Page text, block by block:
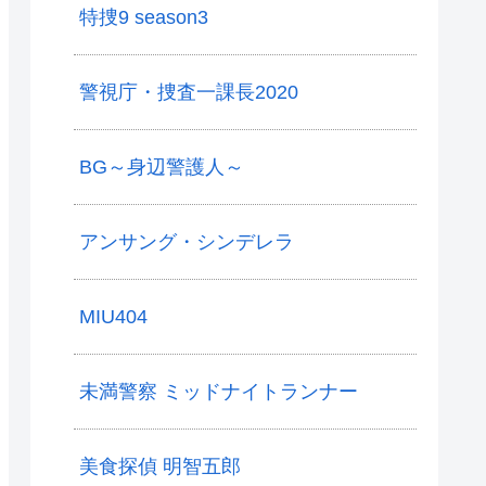
特捜9 season3
警視庁・捜査一課長2020
BG～身辺警護人～
アンサング・シンデレラ
MIU404
未満警察 ミッドナイトランナー
美食探偵 明智五郎